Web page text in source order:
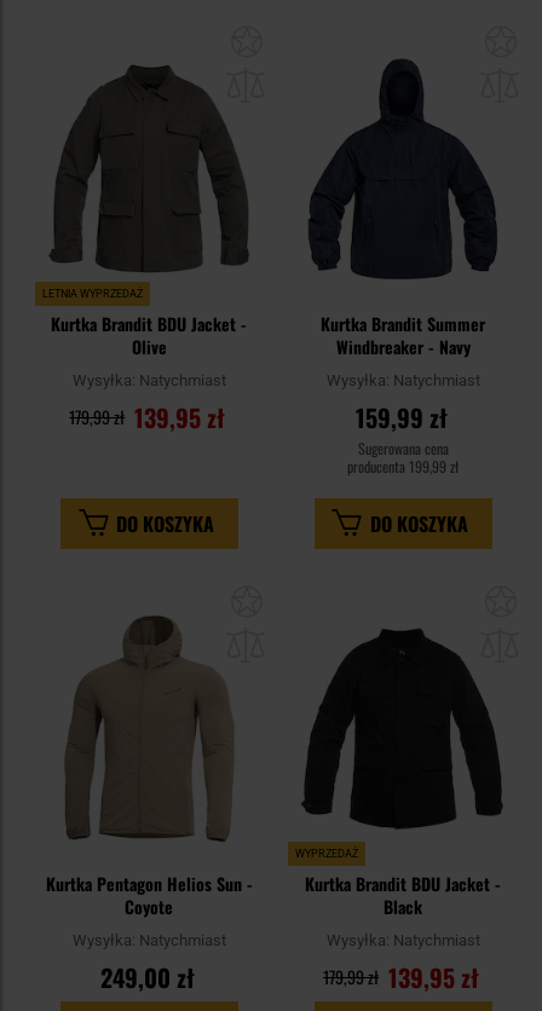
LETNIA WYPRZEDAŻ
Kurtka Brandit BDU Jacket -
Olive
Wysyłka: Natychmiast
139,95 zł
179,99 zł
DO KOSZYKA
Kurtka Brandit Summer
Windbreaker - Navy
Wysyłka: Natychmiast
159,99 zł
Sugerowana cena
producenta 199,99 zł
DO KOSZYKA
schowka
Kurtka Pentagon Helios Sun -
Coyote
Wysyłka: Natychmiast
249,00 zł
WYPRZEDAŻ
Kurtka Brandit BDU Jacket -
Black
Wysyłka: Natychmiast
139,95 zł
179,99 zł